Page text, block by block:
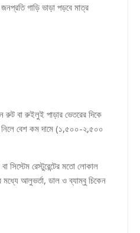
গাড়ি ভাড়া পড়বে মাত্র
বা রুইলুই পাড়ার ভেতরের দিকে
বেশ কম দামে (১,৫০০-২,৫০০
সিস্টেম রেস্টুরেন্টের মতো লোকাল
আলুভর্তা, ডাল ও ব্যাম্বু চিকেন